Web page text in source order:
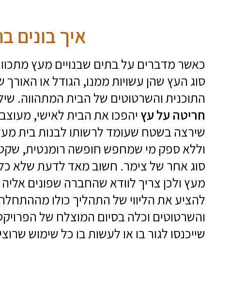
איך בונים
כאשר מדברים על בתים שבנויים מעץ
סוג העץ שהן עשויות ממנו, הגודל או
התוכנית והשרטוטים של הבית המתהווה.
חריטה על עץ יהפכו את הבית לאישי,
שירצה בשטח שעומד לרשותו לבנות בית
וללא ספק מי שמחפש חופשה רומנטית,
סוג אחר של צימר. חשוב מאד לדעת שלא כל
מעץ ולכן צריך לוודא שהחברה שפונים
להציע את הליווי של התהליך כולו
והשרטוטים וכלה בסיום המוצלח של
שייכנסו לגור בו או לעשות בו כל שימוש